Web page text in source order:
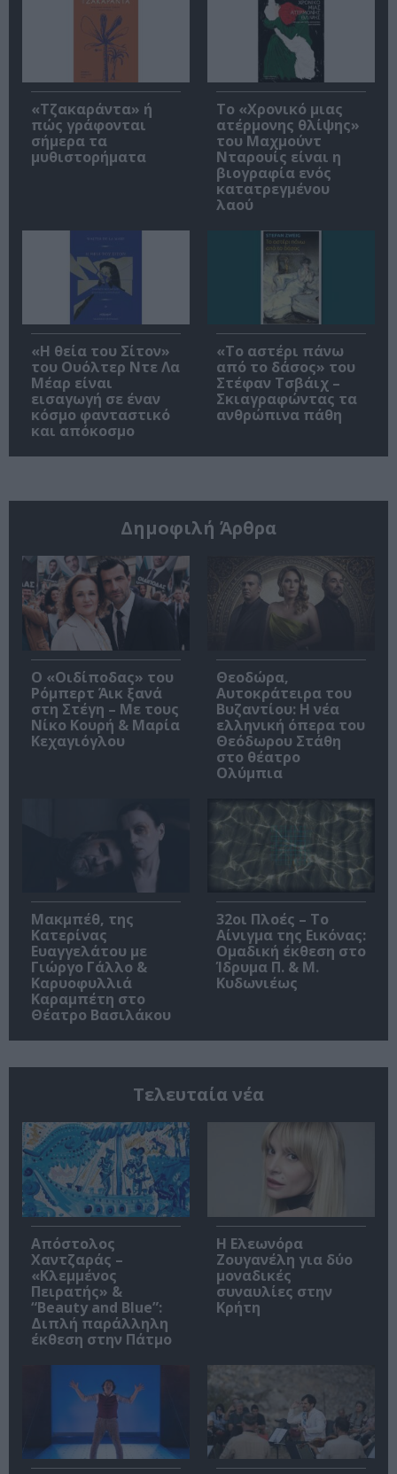
«Τζακαράντα» ή
πώς γράφονται
σήμερα τα
μυθιστορήματα
Το «Χρονικό μιας
ατέρμονης θλίψης»
του Μαχμούντ
Νταρουίς είναι η
βιογραφία ενός
κατατρεγμένου
λαού
«Η θεία του Σίτον»
του Ουόλτερ Ντε Λα
Μέαρ είναι
εισαγωγή σε έναν
κόσμο φανταστικό
και απόκοσμο
«Το αστέρι πάνω
από το δάσος» του
Στέφαν Τσβάιχ –
Σκιαγραφώντας τα
ανθρώπινα πάθη
Δημοφιλή Άρθρα
O «Οιδίποδας» του
Ρόμπερτ Άικ ξανά
στη Στέγη – Με τους
Νίκο Κουρή & Μαρία
Κεχαγιόγλου
Θεοδώρα,
Αυτοκράτειρα του
Βυζαντίου: Η νέα
ελληνική όπερα του
Θεόδωρου Στάθη
στο θέατρο
Ολύμπια
Μακμπέθ, της
Κατερίνας
Ευαγγελάτου με
Γιώργο Γάλλο &
Καρυοφυλλιά
Καραμπέτη στο
Θέατρο Βασιλάκου
32οι Πλοές – Το
Αίνιγμα της Εικόνας:
Ομαδική έκθεση στο
Ίδρυμα Π. & Μ.
Κυδωνιέως
Τελευταία νέα
Απόστολος
Χαντζαράς –
«Κλεμμένος
Πειρατής» &
“Beauty and Blue”:
Διπλή παράλληλη
έκθεση στην Πάτμο
Η Ελεωνόρα
Ζουγανέλη για δύο
μοναδικές
συναυλίες στην
Κρήτη